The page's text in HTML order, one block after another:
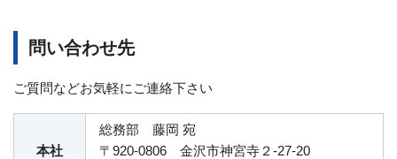
問い合わせ先
ご質問などお気軽にご連絡下さい
本社
総務部 藤岡 宛
〒920-0806 金沢市神宮寺２-27-20